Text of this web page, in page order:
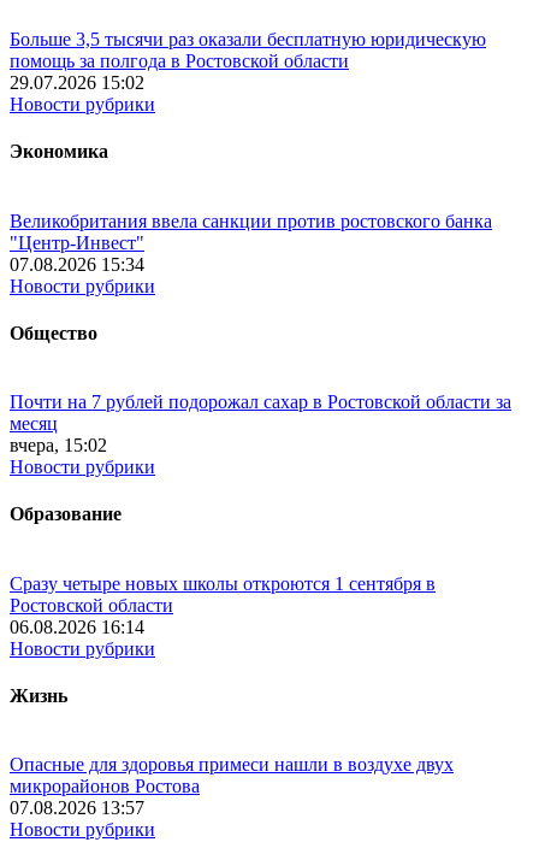
Больше 3,5 тысячи раз оказали бесплатную юридическую
помощь за полгода в Ростовской области
29.07.2026 15:02
Новости рубрики
Экономика
Великобритания ввела санкции против ростовского банка
"Центр-Инвест"
07.08.2026 15:34
Новости рубрики
Общество
Почти на 7 рублей подорожал сахар в Ростовской области за
месяц
вчера, 15:02
Новости рубрики
Образование
Сразу четыре новых школы откроются 1 сентября в
Ростовской области
06.08.2026 16:14
Новости рубрики
Жизнь
Опасные для здоровья примеси нашли в воздухе двух
микрорайонов Ростова
07.08.2026 13:57
Новости рубрики